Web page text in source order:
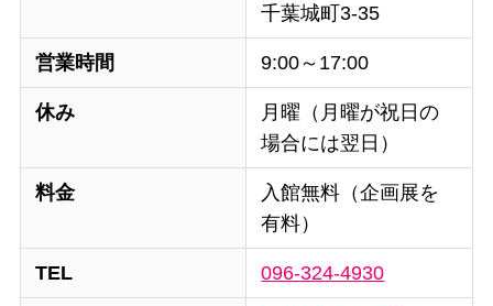
千葉城町3-35
営業時間 9:00～17:00
休み
月曜（月曜が祝日の
場合には翌日）
料金
入館無料（企画展を
有料）
TEL 096-324-4930